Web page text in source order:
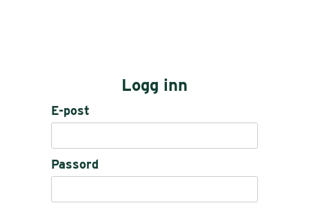
Logg inn
E-post
Passord